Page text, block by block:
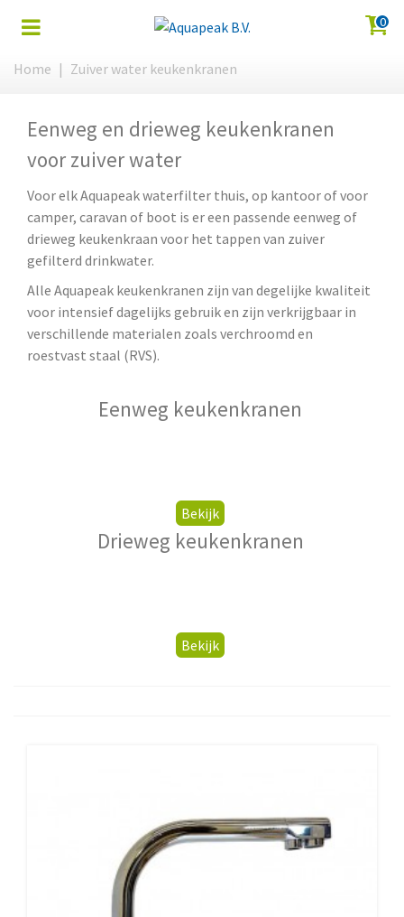
0
Home | Zuiver water keukenkranen
Eenweg en drieweg keukenkranen
voor zuiver water
Voor elk Aquapeak waterfilter thuis, op kantoor of voor
camper, caravan of boot is er een passende eenweg of
drieweg keukenkraan voor het tappen van zuiver
gefilterd drinkwater.
Alle Aquapeak keukenkranen zijn van degelijke kwaliteit
voor intensief dagelijks gebruik en zijn verkrijgbaar in
verschillende materialen zoals verchroomd en
roestvast staal (RVS).
Eenweg keukenkranen
Bekijk
Drieweg keukenkranen
Bekijk